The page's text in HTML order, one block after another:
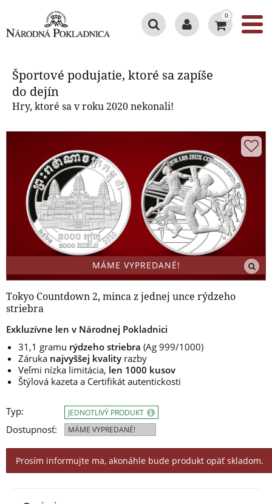
0
Športové podujatie, ktoré sa zapíše
do dejín
Hry, ktoré sa v roku 2020 nekonali!
MÁME VYPREDANÉ!
Tokyo Countdown 2, minca z jednej unce rýdzeho
striebra
Exkluzívne len v Národnej Pokladnici
31,1 gramu rýdzeho striebra (Ag 999/1000)
Záruka najvyššej kvality razby
Veľmi nízka limitácia, len 1000 kusov
Štýlová kazeta a Certifikát autentickosti
Typ:
Dostupnosť:
JEDNOTLIVÝ PRODUKT
MÁME VYPREDANÉ!
Prosím informujte ma, akonáhle bude produkt opäť skladom.
Športové podujatie, ktoré sa